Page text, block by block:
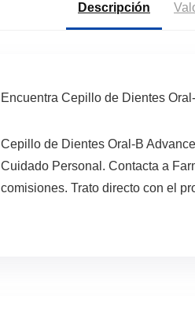
Descripción
Encuentra Cepillo de Dientes
Cepillo de Dientes Oral-B
Cuidado Personal. Contacta a
comisiones. Trato directo con el